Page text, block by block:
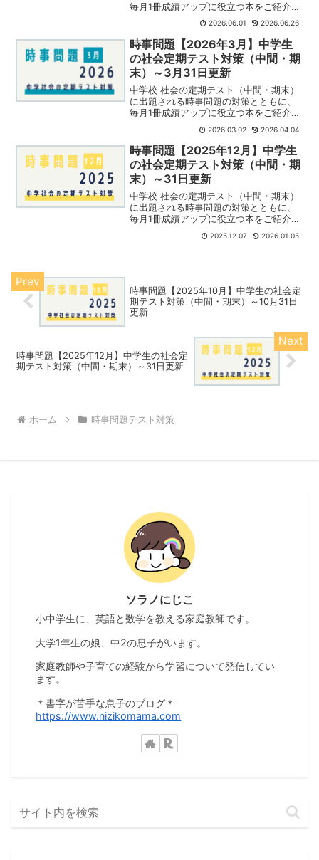
毎月1冊成績アップに役立つ本をご紹介し
ています。今月はこちら ⇓ 不思議な小学
生が男子中学生に勉強方法を教えてくれ
る展開が面白く、内容も素晴らしいで
す。娘が勉強のバイ...
2026.06.01 2026.06.26
時事問題【2026年3月】中学生
の社会定期テスト対策（中間・期
末）～3月31日更新
中学校 社会の定期テスト（中間・期末）
に出題される時事問題の対策とともに、
毎月1冊成績アップに役立つ本をご紹介し
を楽しく勉強するのにおすすめです！
3/1 イラン 最高指導者のハメネイ師が
死亡アメリカ、...
2026.03.02 2026.04.04
時事問題【2025年12月】中学生
の社会定期テスト対策（中間・期
末）～31日更新
中学校 社会の定期テスト（中間・期末）
に出題される時事問題の対策とともに、
毎月1冊成績アップに役立つ本をご紹介し
ています。今月の1冊はこちら⇓教科別、
時期別など、それぞれの勉強方法を具体
2025.12.07 2026.01.05
時事問題【2025年10月】中学生の社会定
期テスト対策（中間・期末）～10月31日
更新
時事問題【2025年12月】中学生の社会定
期テスト対策（中間・期末）～31日更新
ホーム 時事問題テスト対策
ソラノにじこ
小中学生に、英語と数学を教える家庭教師です。
大学1年生の娘、中2の息子がいます。
家庭教師や子育ての経験から学習について発信してい
ます。
＊書字が苦手な息子のブログ＊
https://www.nizikomama.com